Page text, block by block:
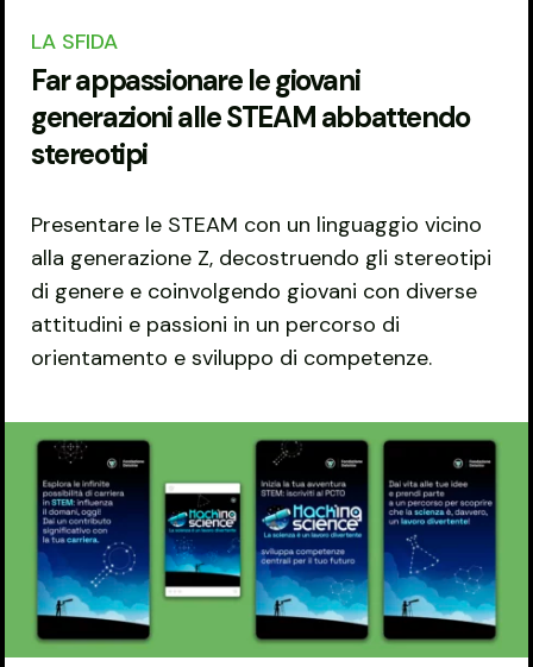
LA SFIDA
Far appassionare le giovani
generazioni alle STEAM abbattendo
stereotipi
Presentare le STEAM con un linguaggio vicino
alla generazione Z, decostruendo gli stereotipi
di genere e coinvolgendo giovani con diverse
attitudini e passioni in un percorso di
orientamento e sviluppo di competenze.